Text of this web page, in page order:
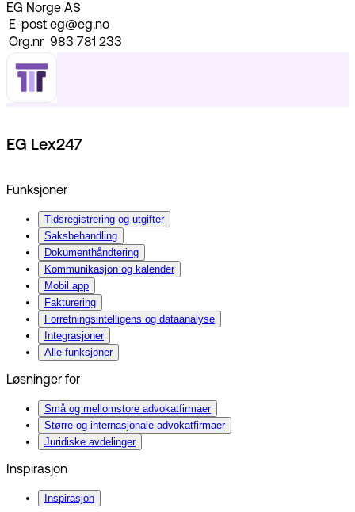
EG Norge AS
E-post eg@eg.no
Org.nr 983 781 233
EG Lex247
Funksjoner
Tidsregistrering og utgifter
Saksbehandling
Dokumenthåndtering
Kommunikasjon og kalender
Mobil app
Fakturering
Forretningsintelligens og dataanalyse
Integrasjoner
Alle funksjoner
Løsninger for
Små og mellomstore advokatfirmaer
Større og internasjonale advokatfirmaer
Juridiske avdelinger
Inspirasjon
Inspirasjon